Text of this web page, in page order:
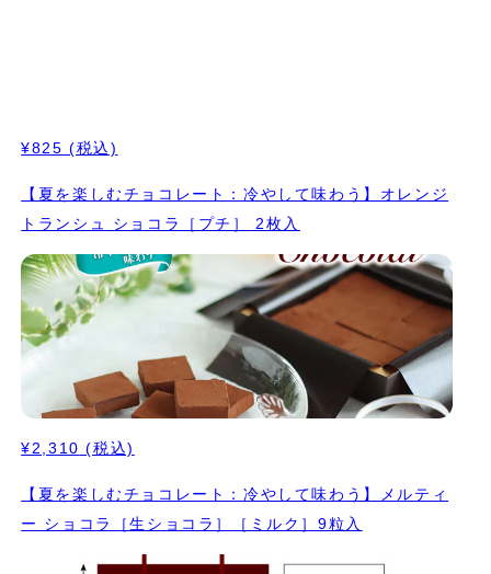
¥825 (税込)
【夏を楽しむチョコレート：冷やして味わう】オレンジ
トランシュ ショコラ［プチ］ 2枚入
¥2,310 (税込)
【夏を楽しむチョコレート：冷やして味わう】メルティ
ー ショコラ［生ショコラ］［ミルク］9粒入